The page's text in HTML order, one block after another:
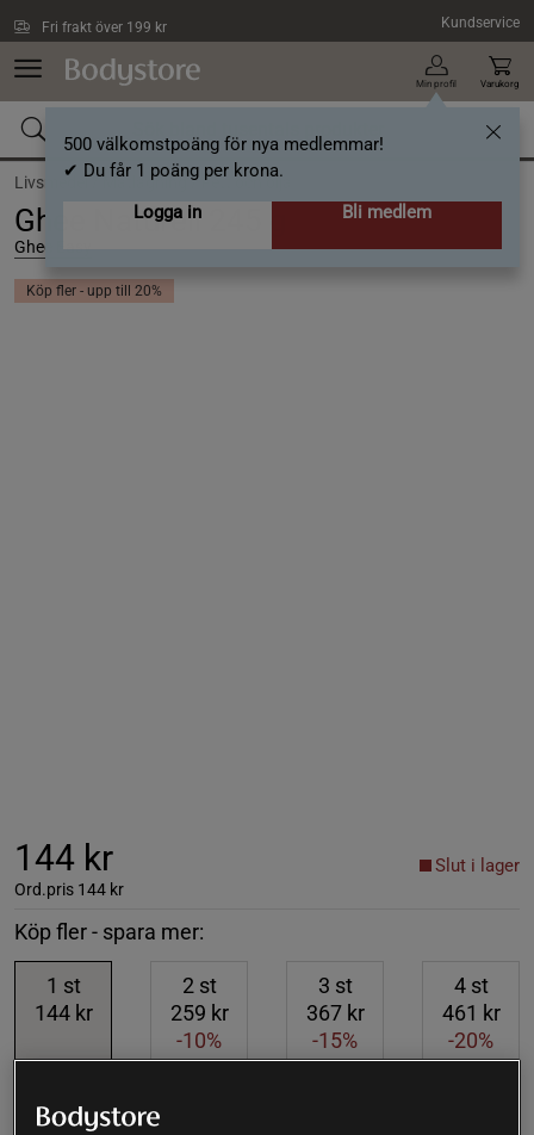
Fri frakt över 199 kr Kundservice
Min profil
500 välkomstpoäng för nya medlemmar!
✔ Du får 1 poäng per krona.
Logga in
Bli medlem
Varukorg
Livsmedel /Matlagning / Fett och olja
Ghee Naturell 245 g
Ghee Easy
Köp fler - upp till 20%
144 kr
Ord.pris 144 kr
Slut i lager
Köp fler - spara mer:
1 st
144 kr
2 st
259 kr
-10%
3 st
367 kr
-15%
4st
461 kr
-20%